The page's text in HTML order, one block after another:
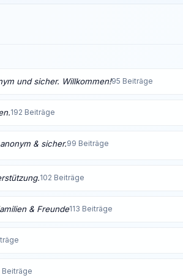
und sicher. Willkommen!95 Beiträge
192 Beiträge
& sicher.99 Beiträge
102 Beiträge
& Freunde113 Beiträge
Beiträge